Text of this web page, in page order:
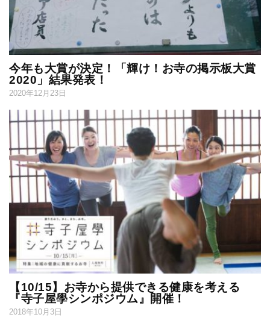
今年も大賞が決定！「輝け！お寺の掲示板大賞
2020」結果発表！
2020年12月23日
【10/15】お寺から提供できる健康を考える
『寺子屋學シンポジウム』開催！
2018年10月3日